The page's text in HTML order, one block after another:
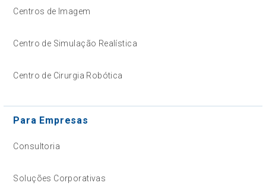
Centros de Imagem
Centro de Simulação Realística
Centro de Cirurgia Robótica
Para Empresas
Consultoria
Soluções Corporativas